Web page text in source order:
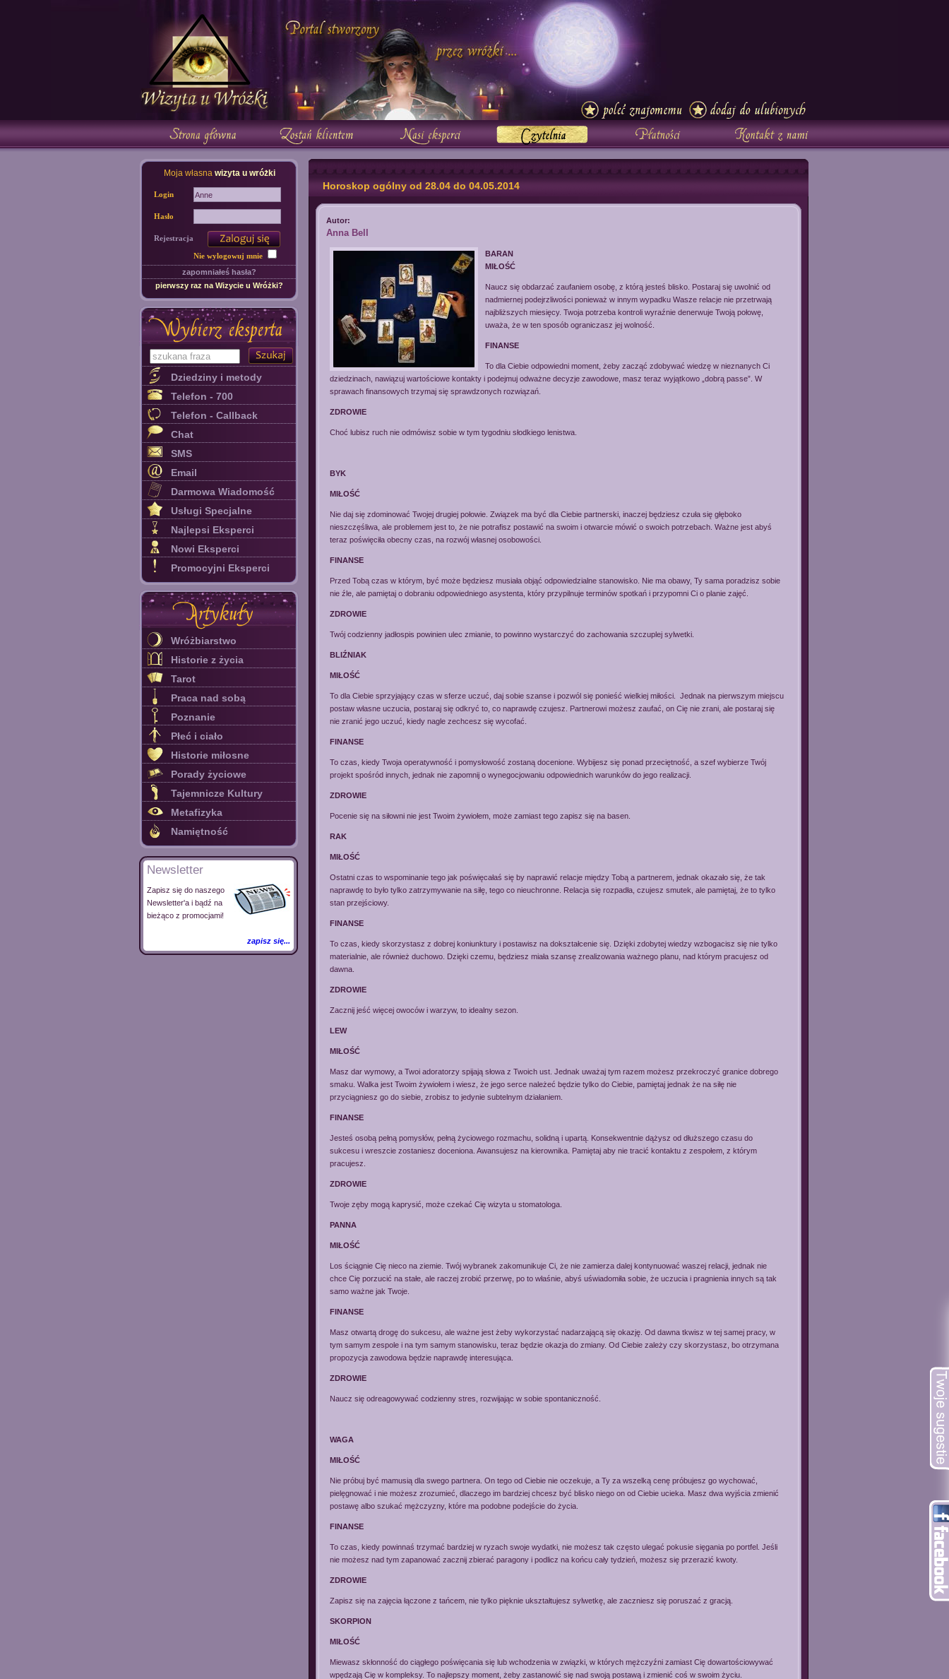
Moja własna wizyta u wróżki
Login
Hasło
Rejestracja
Nie wylogowuj mnie
zapomniałeś hasła?
pierwszy raz na Wizycie u Wróżki?
Dziedziny i metody
Telefon - 700
Telefon - Callback
Chat
SMS
Email
Darmowa Wiadomość
Usługi Specjalne
Najlepsi Eksperci
Nowi Eksperci
Promocyjni Eksperci
Wróżbiarstwo
Historie z życia
Tarot
Praca nad sobą
Poznanie
Płeć i ciało
Historie miłosne
Porady życiowe
Tajemnicze Kultury
Metafizyka
Namiętność
Newsletter
Zapisz się do naszego
Newsletter'a i bądź na
bieżąco z promocjami!
zapisz się...
Horoskop ogólny od 28.04 do 04.05.2014
Autor:
Anna Bell
BARAN
MIŁOŚĆ
Naucz się obdarzać zaufaniem osobę, z którą jesteś blisko. Postaraj się uwolnić od
nadmiernej podejrzliwości ponieważ w innym wypadku Wasze relacje nie przetrwają
najbliższych miesięcy. Twoja potrzeba kontroli wyraźnie denerwuje Twoją połowę,
uważa, że w ten sposób ograniczasz jej wolność.
FINANSE
To dla Ciebie odpowiedni moment, żeby zacząć zdobywać wiedzę w nieznanych Ci
dziedzinach, nawiązuj wartościowe kontakty i podejmuj odważne decyzje zawodowe, masz teraz wyjątkowo „dobrą passe”. W
sprawach finansowych trzymaj się sprawdzonych rozwiązań.
ZDROWIE
Choć lubisz ruch nie odmówisz sobie w tym tygodniu słodkiego lenistwa.
BYK
MIŁOŚĆ
Nie daj się zdominować Twojej drugiej połowie. Związek ma być dla Ciebie partnerski, inaczej będziesz czuła się głęboko
nieszczęśliwa, ale problemem jest to, że nie potrafisz postawić na swoim i otwarcie mówić o swoich potrzebach. Ważne jest abyś
teraz poświęciła obecny czas, na rozwój własnej osobowości.
FINANSE
Przed Tobą czas w którym, być może będziesz musiała objąć odpowiedzialne stanowisko. Nie ma obawy, Ty sama poradzisz sobie
nie źle, ale pamiętaj o dobraniu odpowiedniego asystenta, który przypilnuje terminów spotkań i przypomni Ci o planie zajęć.
ZDROWIE
Twój codzienny jadłospis powinien ulec zmianie, to powinno wystarczyć do zachowania szczuplej sylwetki.
BLIŹNIAK
MIŁOŚĆ
To dla Ciebie sprzyjający czas w sferze uczuć, daj sobie szanse i pozwól się ponieść wielkiej miłości. Jednak na pierwszym miejscu
postaw własne uczucia, postaraj się odkryć to, co naprawdę czujesz. Partnerowi możesz zaufać, on Cię nie zrani, ale postaraj się
nie zranić jego uczuć, kiedy nagle zechcesz się wycofać.
FINANSE
To czas, kiedy Twoja operatywność i pomysłowość zostaną docenione. Wybijesz się ponad przeciętność, a szef wybierze Twój
projekt spośród innych, jednak nie zapomnij o wynegocjowaniu odpowiednich warunków do jego realizacji.
ZDROWIE
Pocenie się na siłowni nie jest Twoim żywiołem, może zamiast tego zapisz się na basen.
RAK
MIŁOŚĆ
Ostatni czas to wspominanie tego jak poświęcałaś się by naprawić relacje między Tobą a partnerem, jednak okazało się, że tak
naprawdę to było tylko zatrzymywanie na siłę, tego co nieuchronne. Relacja się rozpadła, czujesz smutek, ale pamiętaj, że to tylko
stan przejściowy.
FINANSE
To czas, kiedy skorzystasz z dobrej koniunktury i postawisz na dokształcenie się. Dzięki zdobytej wiedzy wzbogacisz się nie tylko
materialnie, ale również duchowo. Dzięki czemu, będziesz miała szansę zrealizowania ważnego planu, nad którym pracujesz od
dawna.
ZDROWIE
Zacznij jeść więcej owoców i warzyw, to idealny sezon.
LEW
MIŁOŚĆ
Masz dar wymowy, a Twoi adoratorzy spijają słowa z Twoich ust. Jednak uważaj tym razem możesz przekroczyć granice dobrego
smaku. Walka jest Twoim żywiołem i wiesz, że jego serce należeć będzie tylko do Ciebie, pamiętaj jednak że na siłę nie
przyciągniesz go do siebie, zrobisz to jedynie subtelnym działaniem.
FINANSE
Jesteś osobą pełną pomysłów, pełną życiowego rozmachu, solidną i upartą. Konsekwentnie dążysz od dłuższego czasu do
sukcesu i wreszcie zostaniesz doceniona. Awansujesz na kierownika. Pamiętaj aby nie tracić kontaktu z zespołem, z którym
pracujesz.
ZDROWIE
Twoje zęby mogą kaprysić, może czekać Cię wizyta u stomatologa.
PANNA
MIŁOŚĆ
Los ściągnie Cię nieco na ziemie. Twój wybranek zakomunikuje Ci, że nie zamierza dalej kontynuować waszej relacji, jednak nie
chce Cię porzucić na stałe, ale raczej zrobić przerwę, po to właśnie, abyś uświadomiła sobie, że uczucia i pragnienia innych są tak
samo ważne jak Twoje.
FINANSE
Masz otwartą drogę do sukcesu, ale ważne jest żeby wykorzystać nadarzającą się okazję. Od dawna tkwisz w tej samej pracy, w
tym samym zespole i na tym samym stanowisku, teraz będzie okazja do zmiany. Od Ciebie zależy czy skorzystasz, bo otrzymana
propozycja zawodowa będzie naprawdę interesująca.
ZDROWIE
Naucz się odreagowywać codzienny stres, rozwijając w sobie spontaniczność.
WAGA
MIŁOŚĆ
Nie próbuj być mamusią dla swego partnera. On tego od Ciebie nie oczekuje, a Ty za wszelką cenę próbujesz go wychować,
pielęgnować i nie możesz zrozumieć, dlaczego im bardziej chcesz być blisko niego on od Ciebie ucieka. Masz dwa wyjścia zmienić
postawę albo szukać mężczyzny, które ma podobne podejście do życia.
FINANSE
To czas, kiedy powinnaś trzymać bardziej w ryzach swoje wydatki, nie możesz tak często ulegać pokusie sięgania po portfel. Jeśli
nie możesz nad tym zapanować zacznij zbierać paragony i podlicz na końcu cały tydzień, możesz się przerazić kwoty.
ZDROWIE
Zapisz się na zajęcia łączone z tańcem, nie tylko pięknie ukształtujesz sylwetkę, ale zaczniesz się poruszać z gracją.
SKORPION
MIŁOŚĆ
Miewasz skłonność do ciągłego poświęcania się lub wchodzenia w związki, w których mężczyźni zamiast Cię dowartościowywać
wpędzają Cię w kompleksy. To najlepszy moment, żeby zastanowić się nad swoją postawą i zmienić coś w swoim życiu.